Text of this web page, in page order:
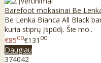
Barefoot mokasinai Be
Be Lenka Bianca All Black
kuria stiprų įspūdį. Šie mo..
€8500€131 00
Daugiau
374042